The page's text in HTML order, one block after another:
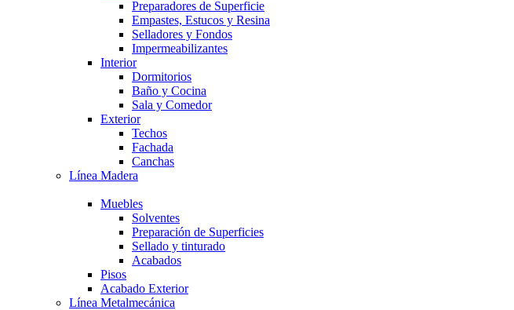
Preparadores de Superficie
Empastes, Estucos y Resina
Selladores y Fondos
Impermeabilizantes
Interior
Dormitorios
Baño y Cocina
Sala y Comedor
Exterior
Techos
Fachada
Canchas
Línea Madera
Muebles
Solventes
Preparación de Superficies
Sellado y tinturado
Acabados
Pisos
Acabado Exterior
Línea Metalmecánica